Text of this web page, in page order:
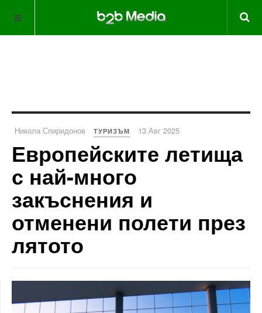
Никола Спиридонов ТУРИЗЪМ 13 Авг 2025
Европейските летища
с най-много
закъснения и
отменени полети през
лятото